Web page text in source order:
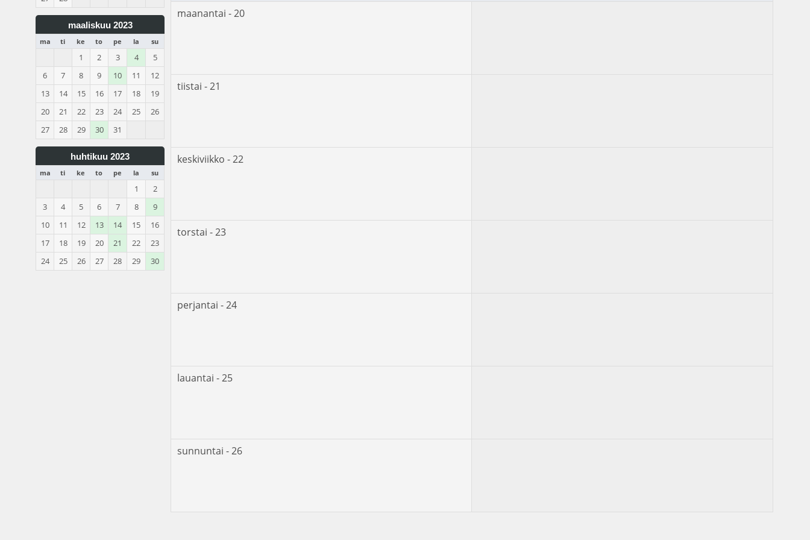
maaliskuu 2023
ma ti ke to pe la su
1 2 3 4
5
6
7 8 9 10 11
12
13
14 15 16 17 18
19
20
21 22 23 24 25
26
27
28 29 30 31
huhtikuu 2023
ma ti ke to pe la su
1
2
3
4 5 6 7 8
9
10
11 12 13 14 15
16
17
18 19 20 21 22
23
24
25 26 27 28 29 30
maanantai - 20
tiistai - 21
keskiviikko - 22
torstai - 23
perjantai - 24
lauantai - 25
sunnuntai - 26